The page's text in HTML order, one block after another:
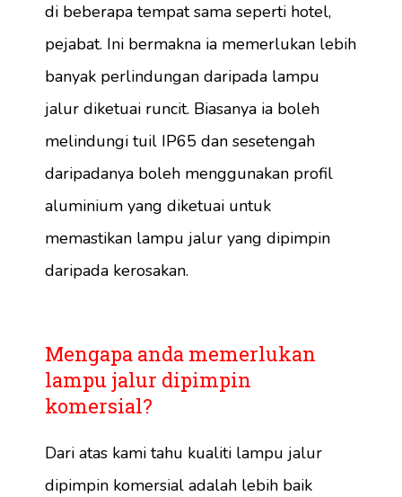
di beberapa tempat sama seperti hotel,
pejabat. Ini bermakna ia memerlukan lebih
banyak perlindungan daripada lampu
jalur diketuai runcit. Biasanya ia boleh
melindungi tuil IP65 dan sesetengah
daripadanya boleh menggunakan profil
aluminium yang diketuai untuk
memastikan lampu jalur yang dipimpin
daripada kerosakan.
Mengapa anda memerlukan
lampu jalur dipimpin
komersial?
Dari atas kami tahu kualiti lampu jalur
dipimpin komersial adalah lebih baik